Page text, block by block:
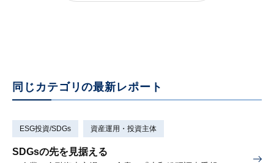
同じカテゴリの最新レポート
ESG投資/SDGs 資産運用・投資主体
SDGsの先を見据える